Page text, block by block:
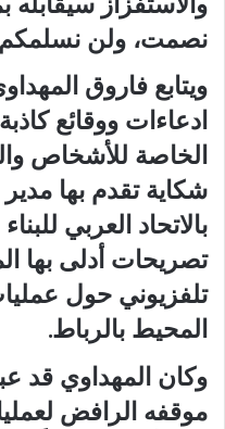
نصمت، ولن
ويتابع فاروق
ادعاءات ووقائع
الخاصة للأشخاص
شكاية تقدم بها مدير
بالاتحاد العربي
تصريحات أدلى بها
تلفزيوني حول
المحيط بالرباط.
وكان المهداوي قد
موقفه الرافض